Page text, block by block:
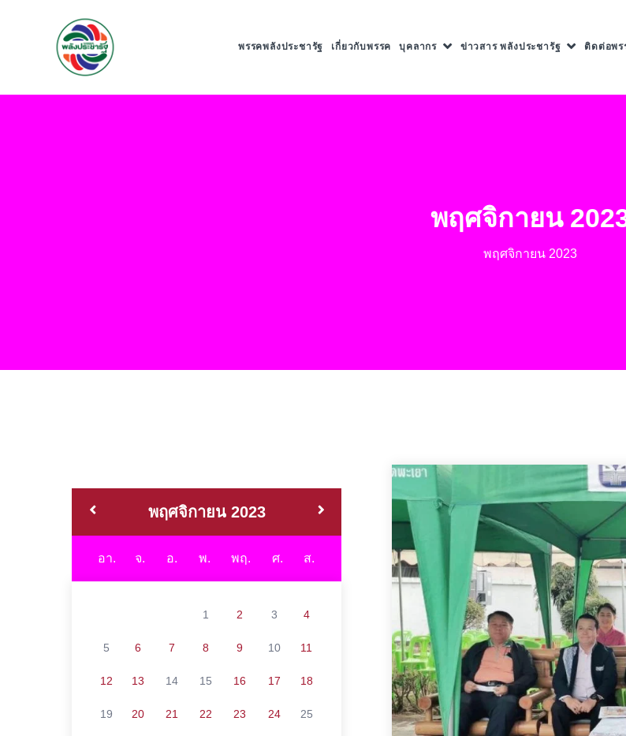
พรรคพลังประชารัฐ เกี่ยวกับพรรค บุคลากร ข่าวสาร พลังประชารัฐ ติดต่อพร
พฤศจิกายน
พฤศจิกายน 2023
พฤศจิกายน 2023
อา. จ. อ. พ. พฤ. ศ. ส.
1 2 3 4
5 6 7 8 9 10 11
12 13 14 15 16 17 18
19 20 21 22 23 24 25